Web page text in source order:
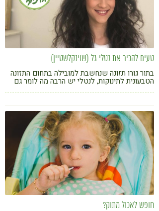
טעים להכיר את נטלי גל (שוינקלשטיין)
בתור גורו תזונה שנחשבת למובילה בתחום התזונה
הטבעונית לתינוקות, לנטלי יש הרבה מה לומר גם
על תזונה למבוגרים. בואו להכיר את הגישה
המרתקת של נטלי ולהתפנק עם המתכון שלה
לשווארמה טופו ערמונים
חופש לאכול מתוק?